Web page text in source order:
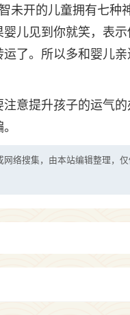
未开的儿童拥有七种
儿见到你就笑，表
了。所以多和婴儿
意提升孩子的运气
络搜集，由本站编辑整理，